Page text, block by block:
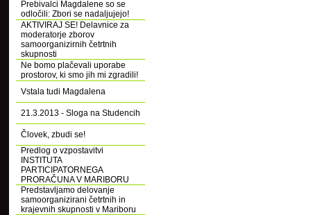
Prebivalci Magdalene so se
odločili: Zbori se nadaljujejo!
AKTIVIRAJ SE! Delavnice za
moderatorje zborov
samoorganizirnih četrtnih
skupnosti
Ne bomo plačevali uporabe
prostorov, ki smo jih mi zgradili!
Vstala tudi Magdalena
21.3.2013 - Sloga na Studencih
Človek, zbudi se!
Predlog o vzpostavitvi
INSTITUTA
PARTICIPATORNEGA
PRORAČUNA V MARIBORU
Predstavljamo delovanje
samoorganizirani četrtnih in
krajevnih skupnosti v Mariboru